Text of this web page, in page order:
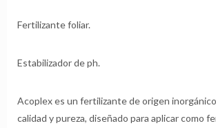
Fertilizante foliar.
Estabilizador de ph.
Acoplex es un fertilizante de origen
calidad y pureza, diseñado para aplicar como